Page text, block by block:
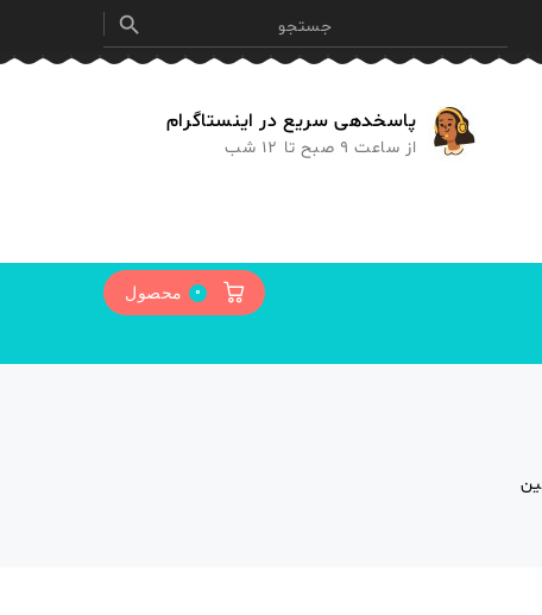

پاسخدهی سریع در اینستاگرام
از ساعت 9 صبح تا 12 شب
0 محصول